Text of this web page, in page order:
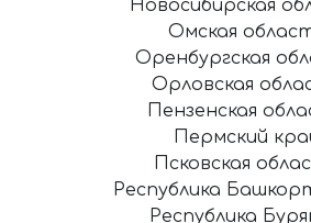
Новосибирская
Омская
Оренбургская
Орловская
Пензенская
Пермский
Псковская
Республика
Республика